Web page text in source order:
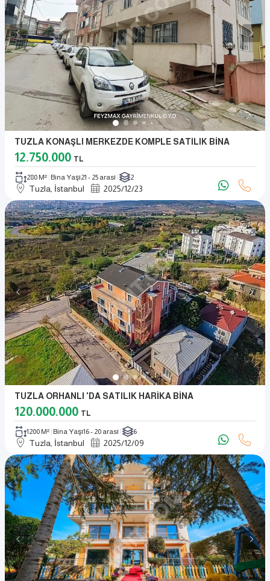
TUZLA KONAŞLI MERKEZDE KOMPLE SATILIK BİNA
12.750.000 TL
280 M² Bina Yaşı21 - 25 arası 2
Tuzla, İstanbul 2025/12/23
TUZLA ORHANLI 'DA SATILIK HARİKA BİNA
120.000.000 TL
1200 M² Bina Yaşı16 - 20 arası 6
Tuzla, İstanbul 2025/12/09